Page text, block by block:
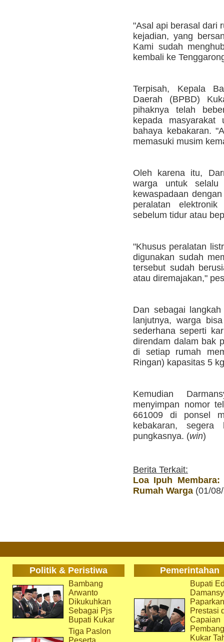
"Asal api berasal dari
kejadian, yang
Kami sudah
kembali ke
Terpisah, Kepala
Daerah (BPBD)
pihaknya telah
kepada masyarakat
bahaya kebakaran.
memasuki musim
Oleh karena itu,
warga untuk selalu
kewaspadaan
peralatan
sebelum tidur atau
"Khusus peralatan
digunakan sudah
tersebut sudah
atau diremajakan,"
Dan sebagai
lanjutnya, warga
sederhana seperti
direndam dalam bak
di setiap rumah
Ringan) kapasitas 5
Kemudian
menyimpan nomor
661009 di ponsel
kebakaran,
pungkasnya. (win)
Berita Terkait:
Loa Ipuh
Rumah Warga (01/
Politik & Peristiwa Pemerintahan
Bambang
Arwanto
Dikukuhkan
Sebagai Pjs
Bupati Kukar
Tiga Paslon
Peserta
Bupati
Paparkan
Prestasi
Capaian
Kukar